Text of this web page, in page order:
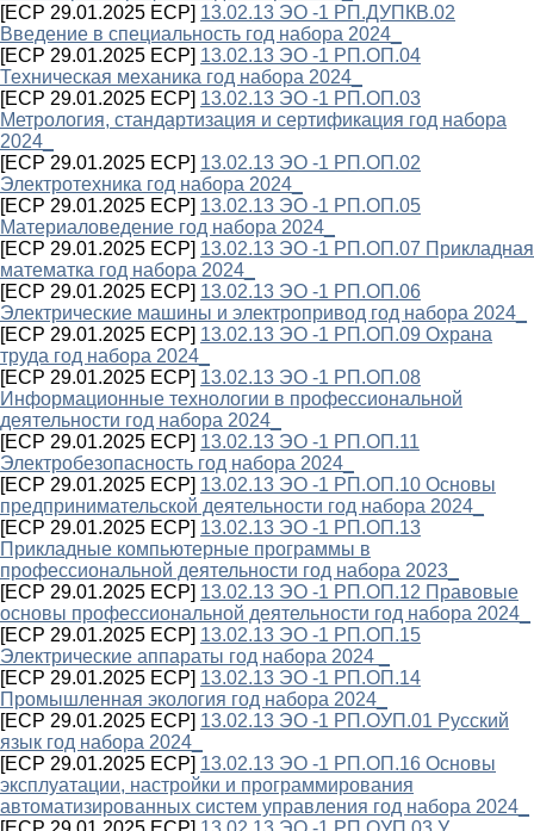
[ECP 29.01.2025 ECP] 13.02.13 ЭО -1 РП.ДУПКВ.02
Введение в специальность год набора 2024_
[ECP 29.01.2025 ECP] 13.02.13 ЭО -1 РП.ОП.04
Техническая механика год набора 2024_
[ECP 29.01.2025 ECP] 13.02.13 ЭО -1 РП.ОП.03
Метрология, стандартизация и сертификация год набора
2024_
[ECP 29.01.2025 ECP] 13.02.13 ЭО -1 РП.ОП.02
Электротехника год набора 2024_
[ECP 29.01.2025 ECP] 13.02.13 ЭО -1 РП.ОП.05
Материаловедение год набора 2024_
[ECP 29.01.2025 ECP] 13.02.13 ЭО -1 РП.ОП.07 Прикладная
математка год набора 2024_
[ECP 29.01.2025 ECP] 13.02.13 ЭО -1 РП.ОП.06
Электрические машины и электропривод год набора 2024_
[ECP 29.01.2025 ECP] 13.02.13 ЭО -1 РП.ОП.09 Охрана
труда год набора 2024_
[ECP 29.01.2025 ECP] 13.02.13 ЭО -1 РП.ОП.08
Информационные технологии в профессиональной
деятельности год набора 2024_
[ECP 29.01.2025 ECP] 13.02.13 ЭО -1 РП.ОП.11
Электробезопасность год набора 2024_
[ECP 29.01.2025 ECP] 13.02.13 ЭО -1 РП.ОП.10 Основы
предпринимательской деятельности год набора 2024_
[ECP 29.01.2025 ECP] 13.02.13 ЭО -1 РП.ОП.13
Прикладные компьютерные программы в
профессиональной деятельности год набора 2023_
[ECP 29.01.2025 ECP] 13.02.13 ЭО -1 РП.ОП.12 Правовые
основы профессиональной деятельности год набора 2024_
[ECP 29.01.2025 ECP] 13.02.13 ЭО -1 РП.ОП.15
Электрические аппараты год набора 2024 _
[ECP 29.01.2025 ECP] 13.02.13 ЭО -1 РП.ОП.14
Промышленная экология год набора 2024_
[ECP 29.01.2025 ECP] 13.02.13 ЭО -1 РП.ОУП.01 Русский
язык год набора 2024_
[ECP 29.01.2025 ECP] 13.02.13 ЭО -1 РП.ОП.16 Основы
эксплуатации, настройки и программирования
автоматизированных систем управления год набора 2024_